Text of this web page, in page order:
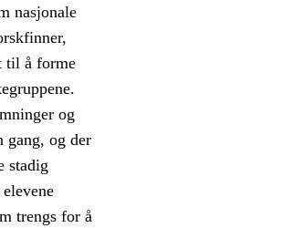
nasjonale
til å forme
og
gang, og der
stadig
trengs for å